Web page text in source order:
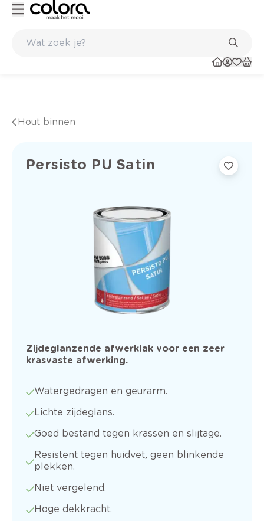
Hout binnen
Persisto PU Satin
Zijdeglanzende afwerklak voor een zeer
krasvaste afwerking.
Watergedragen en geurarm.
Lichte zijdeglans.
Goed bestand tegen krassen en slijtage.
Resistent tegen huidvet, geen blinkende
plekken.
Niet vergelend.
Hoge dekkracht.